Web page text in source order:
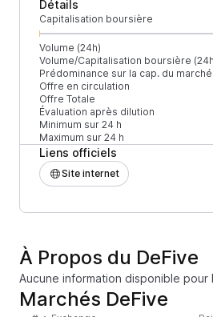
Détails
Capitalisation boursière
Volume (24h)
Volume/Capitalisation boursière
Prédominance sur la cap. du marché
Offre en circulation
Offre Totale
Évaluation après dilution
Minimum sur 24 h
Maximum sur 24 h
Liens officiels
Site internet
À Propos du DeFive
Aucune information disponible pour
Marchés DeFive